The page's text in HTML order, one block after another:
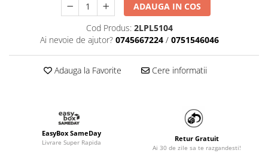
ADAUGA IN COS
Cod Produs: 2LPL5104
Ai nevoie de ajutor? 0745667224 / 0751546046
Adauga la Favorite Cere informatii
EasyBox SameDay
Livrare Super Rapida Retur Gratuit
Ai 30 de zile sa te razgandesti!